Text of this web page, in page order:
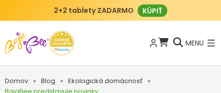
2+2 tablety ZADARMO KÚPIŤ
MENU
Domov » Blog » Ekologická domácnosť »